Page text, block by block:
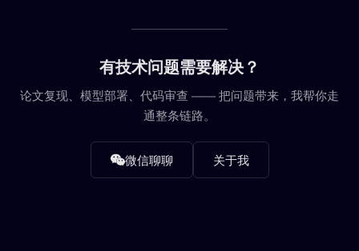
有技术问题需要解决？
论文复现、模型部署、代码审查 —— 把问题带来，我帮你走
通整条链路。
微信聊聊 关于我